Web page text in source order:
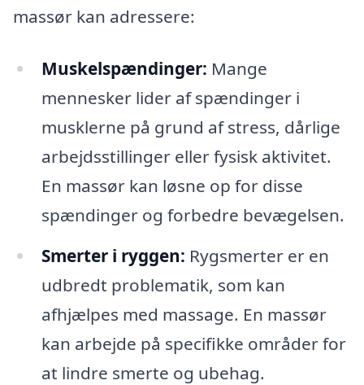
massør kan adressere:
Muskelspændinger: Mange
mennesker lider af spændinger i
musklerne på grund af stress, dårlige
arbejdsstillinger eller fysisk aktivitet.
En massør kan løsne op for disse
spændinger og forbedre bevægelsen.
Smerter i ryggen: Rygsmerter er en
udbredt problematik, som kan
afhjælpes med massage. En massør
kan arbejde på specifikke områder for
at lindre smerte og ubehag.